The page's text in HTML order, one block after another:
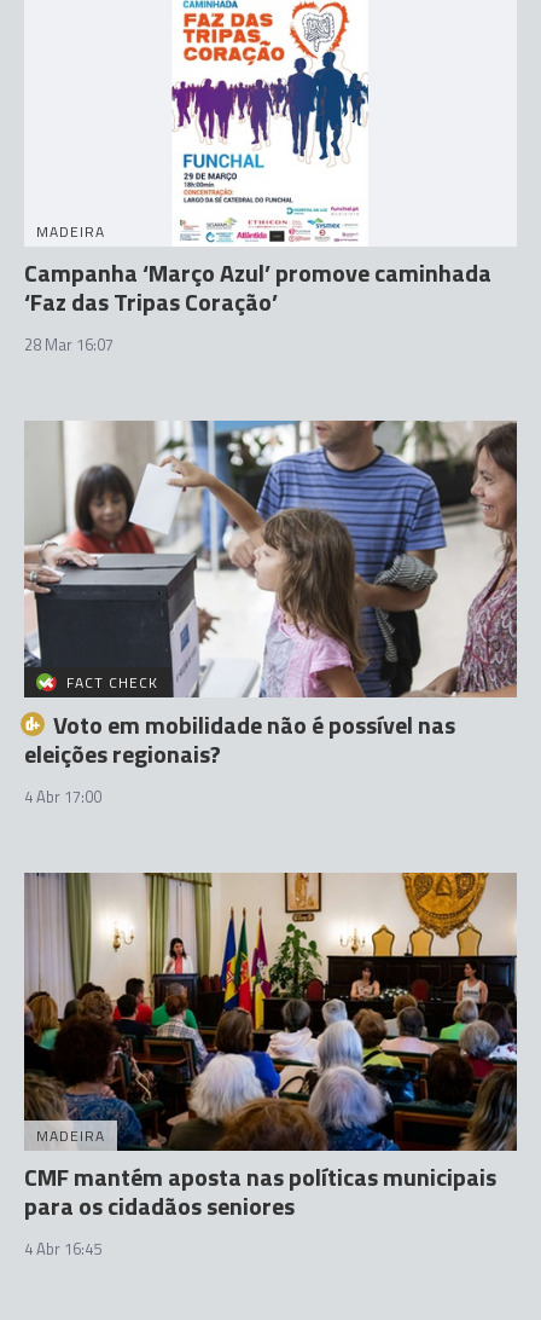
MADEIRA
Campanha ‘Março Azul’ promove caminhada
‘Faz das Tripas Coração’
28 Mar 16:07
FACT CHECK
Voto em mobilidade não é possível nas
eleições regionais?
4 Abr 17:00
MADEIRA
CMF mantém aposta nas políticas municipais
para os cidadãos seniores
4 Abr 16:45